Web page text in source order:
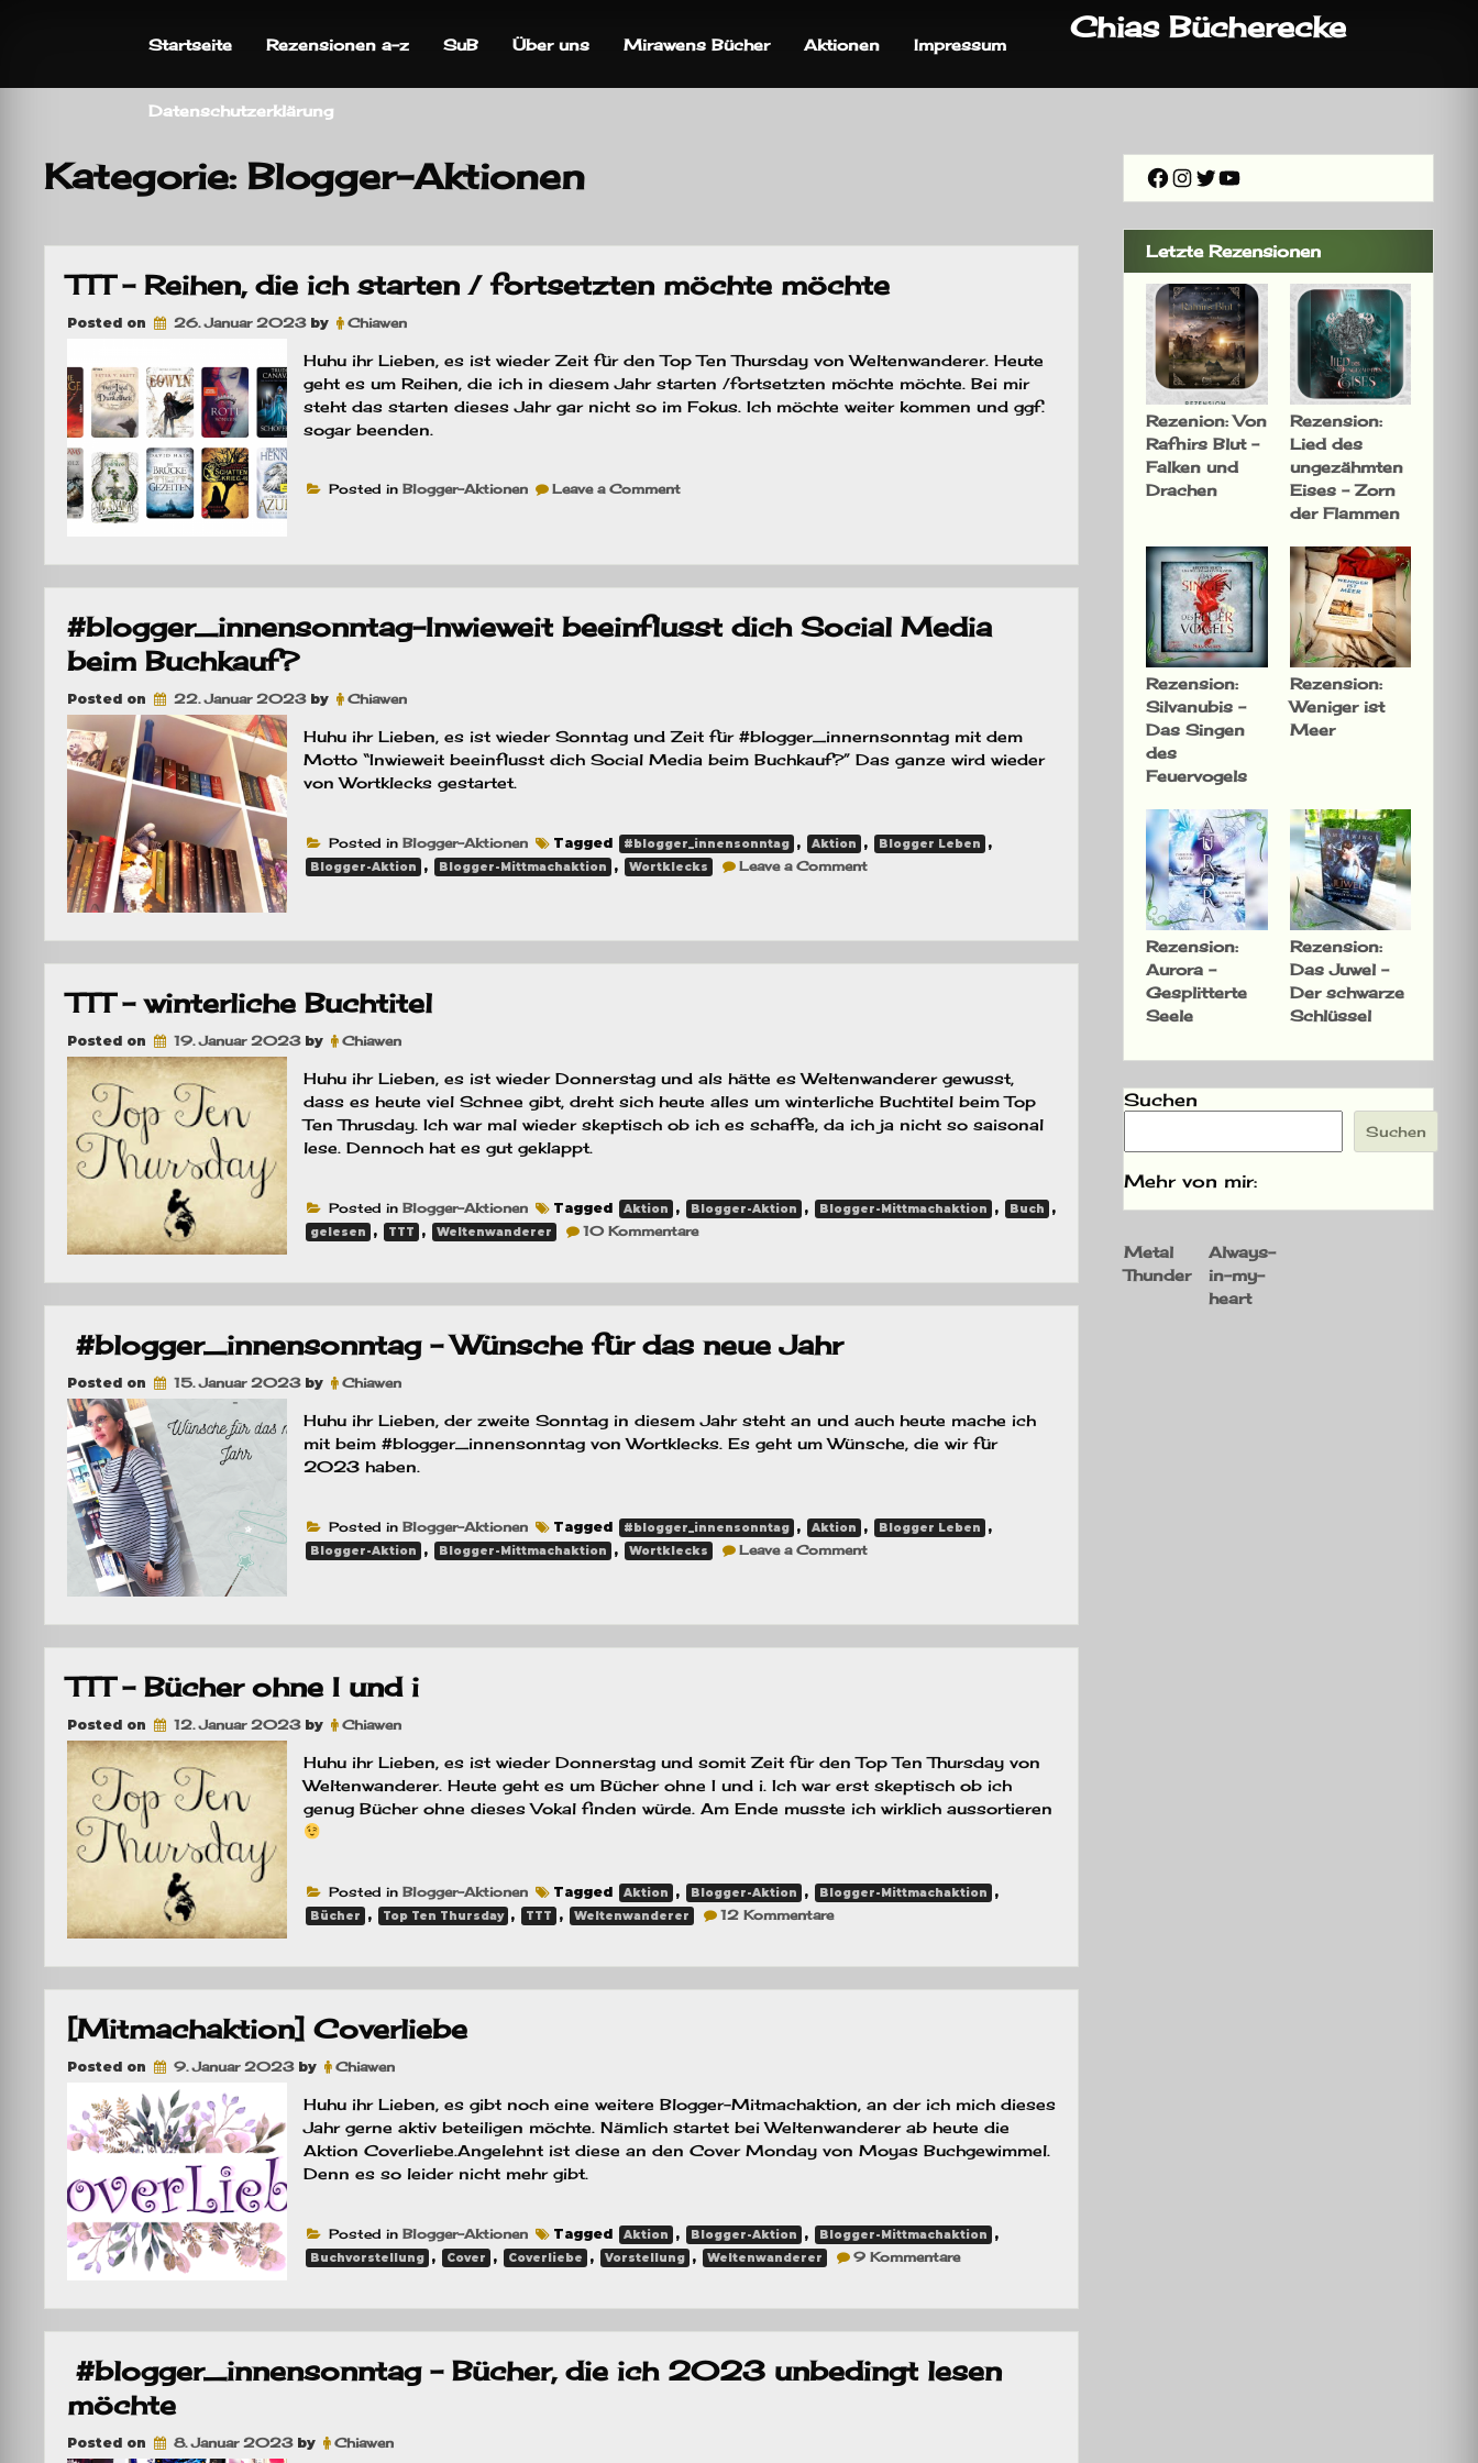
Chias Bücherecke
Startseite Rezensionen a-z SuB Über uns Mirawens Bücher Aktionen Impressum
Datenschutzerklärung
Kategorie: Blogger-Aktionen
TTT – Reihen, die ich starten / fortsetzten möchte möchte
Posted on 26. Januar 2023by Chiawen
Huhu ihr Lieben, es ist wieder Zeit für den Top Ten Thursday von Weltenwanderer. Heute
geht es um Reihen, die ich in diesem Jahr starten /fortsetzten möchte möchte. Bei mir
steht das starten dieses Jahr gar nicht so im Fokus. Ich möchte weiter kommen und ggf.
sogar beenden.
Posted in Blogger-Aktionen Leave a Commenton
ich
starten
fortsetzten
möchte
#blogger_innensonntag–Inwieweit beeinflusst dich Social Media
beim Buchkauf?
Posted on 22. Januar 2023by Chiawen
Huhu ihr Lieben, es ist wieder Sonntag und Zeit für #blogger_innernsonntag mit dem
Motto “Inwieweit beeinflusst dich Social Media beim Buchkauf?” Das ganze wird wieder
von Wortklecks gestartet.
Posted in Blogger-Aktionen Tagged #blogger_innensonntag , Aktion , Blogger Leben ,
Blogger-Aktion , Blogger-Mittmachaktion , Wortklecks Leave a Commenton
Social
Media
TTT – winterliche Buchtitel
Posted on 19. Januar 2023by Chiawen
Huhu ihr Lieben, es ist wieder Donnerstag und als hätte es Weltenwanderer gewusst,
dass es heute viel Schnee gibt, dreht sich heute alles um winterliche Buchtitel beim Top
Ten Thrusday. Ich war mal wieder skeptisch ob ich es schaffe, da ich ja nicht so saisonal
lese. Dennoch hat es gut geklappt.
Posted in Blogger-Aktionen Tagged Aktion , Blogger-Aktion , Blogger-Mittmachaktion , Buch ,
gelesen , TTT , Weltenwanderer 10 Kommentarezu
#blogger_innensonntag – Wünsche für das neue Jahr
Posted on 15. Januar 2023by Chiawen
Huhu ihr Lieben, der zweite Sonntag in diesem Jahr steht an und auch heute mache ich
mit beim #blogger_innensonntag von Wortklecks. Es geht um Wünsche, die wir für
2023 haben.
Posted in Blogger-Aktionen Tagged #blogger_innensonntag , Aktion , Blogger Leben ,
Blogger-Aktion , Blogger-Mittmachaktion , Wortklecks Leave a Commenton
das
neue
TTT – Bücher ohne I und i
Posted on 12. Januar 2023by Chiawen
Huhu ihr Lieben, es ist wieder Donnerstag und somit Zeit für den Top Ten Thursday von
Weltenwanderer. Heute geht es um Bücher ohne I und i. Ich war erst skeptisch ob ich
genug Bücher ohne dieses Vokal finden würde. Am Ende musste ich wirklich aussortieren
Posted in Blogger-Aktionen Tagged Aktion , Blogger-Aktion , Blogger-Mittmachaktion ,
Bücher , Top Ten Thursday , TTT , Weltenwanderer 12 Kommentarezu
I
[Mitmachaktion] Coverliebe
Posted on 9. Januar 2023by Chiawen
Huhu ihr Lieben, es gibt noch eine weitere Blogger-Mitmachaktion, an der ich mich dieses
Jahr gerne aktiv beteiligen möchte. Nämlich startet bei Weltenwanderer ab heute die
Aktion Coverliebe.Angelehnt ist diese an den Cover Monday von Moyas Buchgewimmel.
Denn es so leider nicht mehr gibt.
Posted in Blogger-Aktionen Tagged Aktion , Blogger-Aktion , Blogger-Mittmachaktion ,
Buchvorstellung , Cover , Coverliebe , Vorstellung , Weltenwanderer 9 Kommentarezu
#blogger_innensonntag – Bücher, die ich 2023 unbedingt lesen
möchte
Posted on 8. Januar 2023by Chiawen
Facebook
Instagram
Twitter
YouTube
Letzte Rezensionen
Rezenion: Von
Rafnirs Blut –
Falken und
Drachen
Rezension:
Lied des
ungezähmten
Eises – Zorn
der Flammen
Rezension:
Silvanubis –
Das Singen
des
Feuervogels
Rezension:
Weniger ist
Meer
Rezension:
Aurora –
Gesplitterte
Seele
Rezension:
Das Juwel –
Der schwarze
Schlüssel
Suchen
Suchen
Mehr von mir:
Metal
Thunder
Always-
in-my-
heart